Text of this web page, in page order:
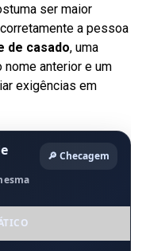
ser maior
a pessoa
de casado, uma
anterior e um
exigências em
🔎 Checagem